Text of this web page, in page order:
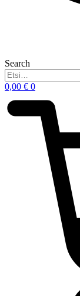
Search
0,00 € 0